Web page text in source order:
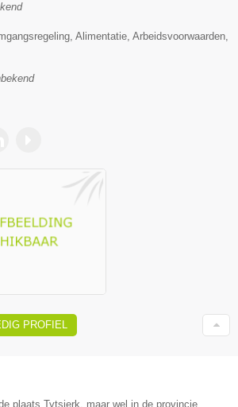
Alimentatie, Arbeidsvoorwaarden,
PROFIEL
plaats Tytsjerk, maar wel in de provincie